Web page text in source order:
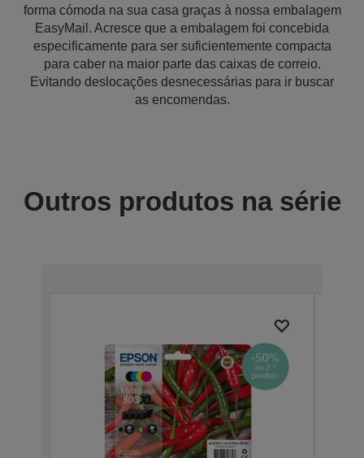
forma cómoda na sua casa graças à nossa embalagem
EasyMail. Acresce que a embalagem foi concebida
especificamente para ser suficientemente compacta
para caber na maior parte das caixas de correio.
Evitando deslocações desnecessárias para ir buscar
as encomendas.
Outros produtos na série